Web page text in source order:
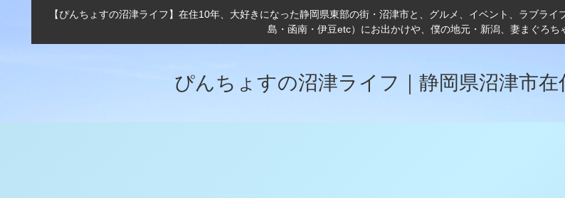
【ぴんちょすの沼津ライフ】在住10年、大好きになった静岡県東部の街・沼津市と、グルメ、イベント、ラブラ
島・函南・伊豆etc）にお出かけや、僕の地元・新潟、妻まぐろち
ぴんちょすの沼津ライフ｜静岡県沼津市